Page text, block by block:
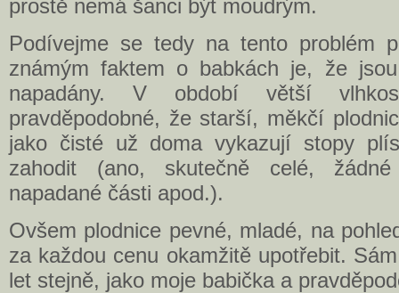
prostě nemá šanci být moudrým.
Podívejme se tedy na tento problém
známým faktem o babkách je, že
napadány. V období větší
pravděpodobné, že starší, měkčí
jako čisté už doma vykazují stopy
zahodit (ano, skutečně celé,
napadané části apod.).
Ovšem plodnice pevné, mladé, na
za každou cenu okamžitě upotřebit.
let stejně, jako moje babička a